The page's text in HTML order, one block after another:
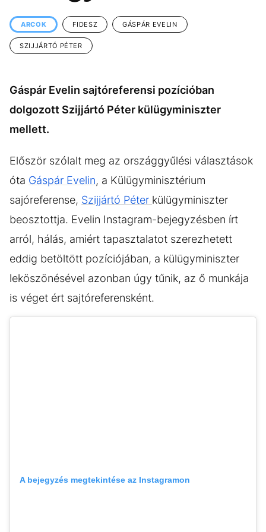
ÉLETMÓD DESIGN
BESZÉLGETÉSEK
ARCOK FIDESZ GÁSPÁR EVELIN
SZIJJÁRTÓ PÉTER
Gáspár Evelin sajtóreferensi pozícióban
dolgozott Szijjártó Péter külügyminiszter
mellett.
Először szólalt meg az országgyűlési választások
óta Gáspár Evelin, a Külügyminisztérium
sajóreferense, Szijjártó Péter külügyminiszter
beosztottja. Evelin Instagram-bejegyzésben írt
arról, hálás, amiért tapasztalatot szerezhetett
eddig betöltött pozíciójában, a külügyminiszter
leköszönésével azonban úgy tűnik, az ő munkája
is véget ért sajtóreferensként.
A bejegyzés megtekintése az Instagramon